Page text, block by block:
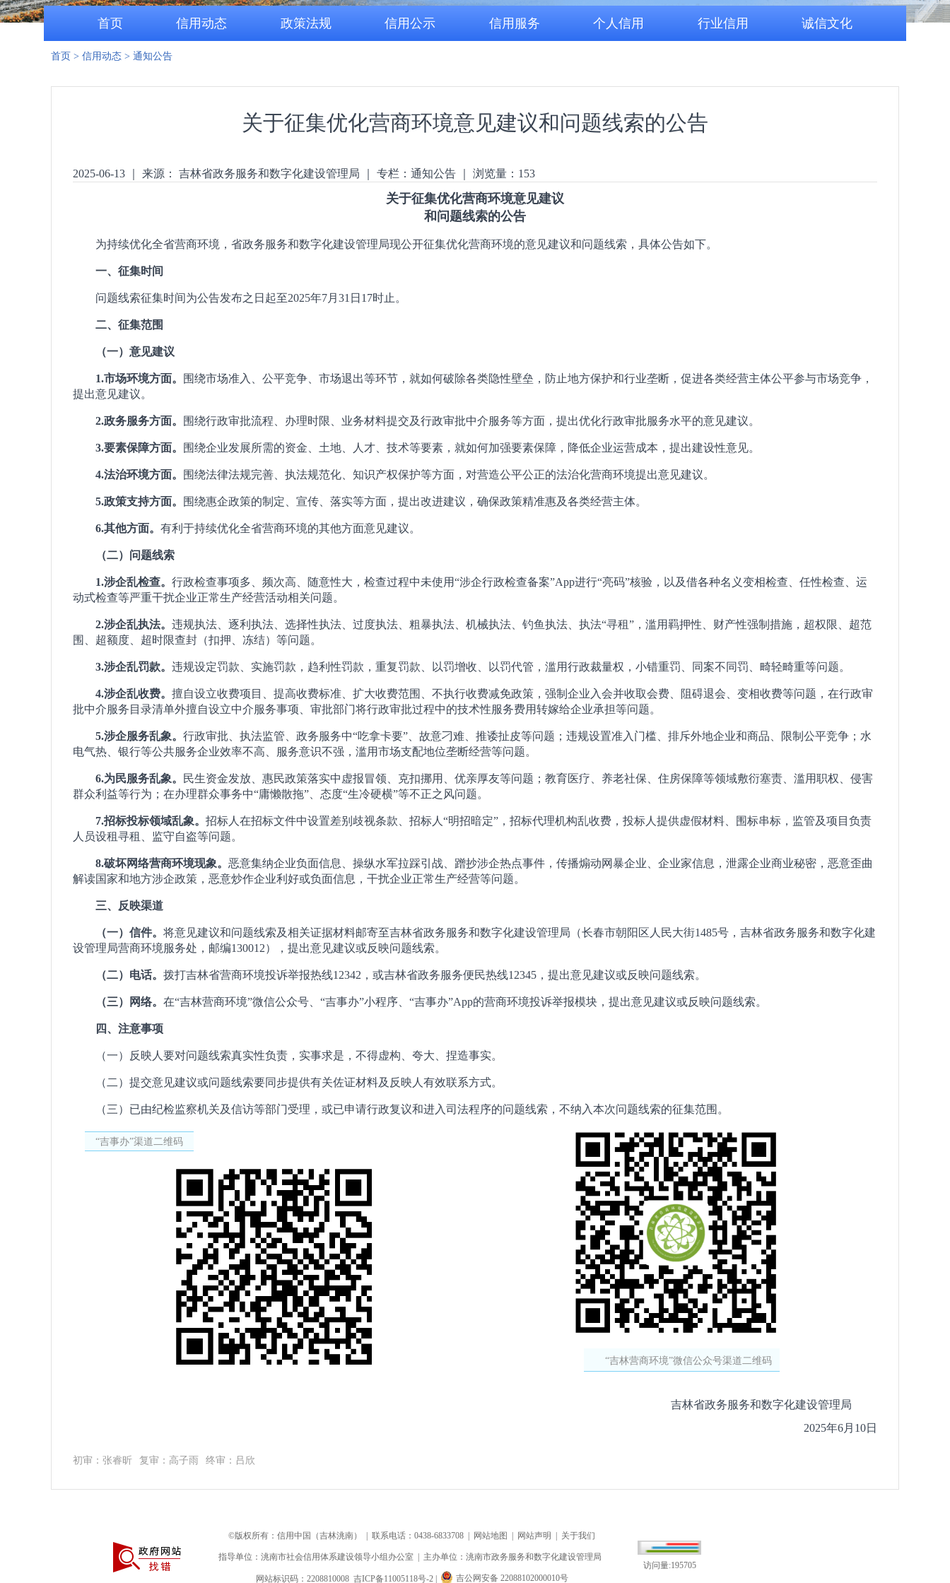
首页 信用动态 政策法规 信用公示 信用服务 个人信用 行业信用 诚信文化
首页 > 信用动态 > 通知公告
关于征集优化营商环境意见建议和问题线索的公告
2025-06-13 来源： 吉林省政务服务和数字化建设管理局 专栏： 通知公告 浏览量： 153
关于征集优化营商环境意见建议
和问题线索的公告
为持续优化全省营商环境，省政务服务和数字化建设管理局现公开征集优化营商环境的意见建议和问题线索，具体公告如下。
一、征集时间
问题线索征集时间为公告发布之日起至2025年7月31日17时止。
二、征集范围
（一）意见建议
1.市场环境方面。
围绕市场准入、公平竞争、市场退出等环节，就如何破除各类隐性壁垒，防止地方保护和行业垄断，促进各类经营主体公平参与市场竞争，
提出意见建议。
2.政务服务方面。 围绕行政审批流程、办理时限、业务材料提交及行政审批中介服务等方面，提出优化行政审批服务水平的意见建议。
3.要素保障方面。 围绕企业发展所需的资金、土地、人才、技术等要素，就如何加强要素保障，降低企业运营成本，提出建设性意见。
4.法治环境方面。 围绕法律法规完善、执法规范化、知识产权保护等方面，对营造公平公正的法治化营商环境提出意见建议。
5.政策支持方面。 围绕惠企政策的制定、宣传、落实等方面，提出改进建议，确保政策精准惠及各类经营主体。
6.其他方面。 有利于持续优化全省营商环境的其他方面意见建议。
（二）问题线索
1.涉企乱检查。 行政检查事项多、频次高、随意性大，检查过程中未使用“涉企行政检查备案”App进行“亮码”核验，以及借各种名义变相检查、任性检查、运
动式检查等严重干扰企业正常生产经营活动相关问题。
2.涉企乱执法。 违规执法、逐利执法、选择性执法、过度执法、粗暴执法、机械执法、钓鱼执法、执法“寻租”，滥用羁押性、财产性强制措施，超权限、超范
围、超额度、超时限查封（扣押、冻结）等问题。
3.涉企乱罚款。 违规设定罚款、实施罚款，趋利性罚款，重复罚款、以罚增收、以罚代管，滥用行政裁量权，小错重罚、同案不同罚、畸轻畸重等问题。
4.涉企乱收费。 擅自设立收费项目、提高收费标准、扩大收费范围、不执行收费减免政策，强制企业入会并收取会费、阻碍退会、变相收费等问题，在行政审
批中介服务目录清单外擅自设立中介服务事项、审批部门将行政审批过程中的技术性服务费用转嫁给企业承担等问题。
5.涉企服务乱象。 行政审批、执法监管、政务服务中“吃拿卡要”、故意刁难、推诿扯皮等问题；违规设置准入门槛、排斥外地企业和商品、限制公平竞争；水
电气热、银行等公共服务企业效率不高、服务意识不强，滥用市场支配地位垄断经营等问题。
6.为民服务乱象。
民生资金发放、惠民政策落实中虚报冒领、克扣挪用、优亲厚友等问题；教育医疗、养老社保、住房保障等领域敷衍塞责、滥用职权、侵害
群众利益等行为；在办理群众事务中“庸懒散拖”、态度“生冷硬横”等不正之风问题。
7.招标投标领域乱象。 招标人在招标文件中设置差别歧视条款、招标人“明招暗定”，招标代理机构乱收费，投标人提供虚假材料、围标串标，监管及项目负责
人员设租寻租、监守自盗等问题。
8.破坏网络营商环境现象。 恶意集纳企业负面信息、操纵水军拉踩引战、蹭抄涉企热点事件，传播煽动网暴企业、企业家信息，泄露企业商业秘密，恶意歪曲
解读国家和地方涉企政策，恶意炒作企业利好或负面信息，干扰企业正常生产经营等问题。
三、反映渠道
（一）信件。 将意见建议和问题线索及相关证据材料邮寄至吉林省政务服务和数字化建设管理局（长春市朝阳区人民大街1485号，吉林省政务服务和数字化建
设管理局营商环境服务处，邮编130012），提出意见建议或反映问题线索。
（二）电话。 拨打吉林省营商环境投诉举报热线12342，或吉林省政务服务便民热线12345，提出意见建议或反映问题线索。
（三）网络。 在“吉林营商环境”微信公众号、“吉事办”小程序、“吉事办”App的营商环境投诉举报模块，提出意见建议或反映问题线索。
四、注意事项
（一）反映人要对问题线索真实性负责，实事求是，不得虚构、夸大、捏造事实。
（二）提交意见建议或问题线索要同步提供有关佐证材料及反映人有效联系方式。
（三）已由纪检监察机关及信访等部门受理，或已申请行政复议和进入司法程序的问题线索，不纳入本次问题线索的征集范围。
“吉事办”渠道二维码
“吉林营商环境”微信公众号渠道二维码
吉林省政务服务和数字化建设管理局
2025年6月10日
初审：张睿昕 复审：高子雨 终审：吕欣
©版权所有：信用中国（吉林洮南） | 联系电话：0438-6833708 | 网站地图 网站声明 关于我们
指导单位：洮南市社会信用体系建设领导小组办公室 | 主办单位：洮南市政务服务和数字化建设管理局
网站标识码：2208810008 吉ICP备11005118号-2| 吉公网安备 22088102000010号
访问量:195705